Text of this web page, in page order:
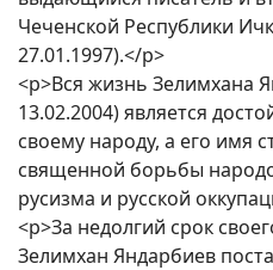
Чеченской Республики
27.01.1997).</p>
<p>Вся жизнь Зелимхана
13.02.2004) является
своему народу, а его имя
священной борьбы
русизма и русской
<p>За недолгий срок
Зелимхан Яндарбиев